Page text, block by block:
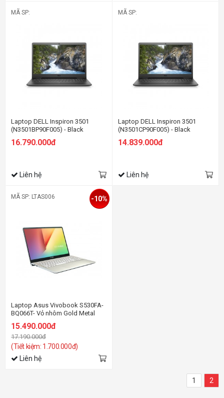
MÃ SP:
Laptop DELL Inspiron 3501
(N3501BP90F005) - Black
16.790.000đ
Liên hệ
MÃ SP:
Laptop DELL Inspiron 3501
(N3501CP90F005) - Black
14.839.000đ
Liên hệ
MÃ SP: LTAS006
Laptop Asus Vivobook S530FA-
BQ066T- Vỏ nhôm Gold Metal
15.490.000đ
17.190.000đ
(Tiết kiệm: 1.700.000đ)
-10%
Liên hệ
1 2